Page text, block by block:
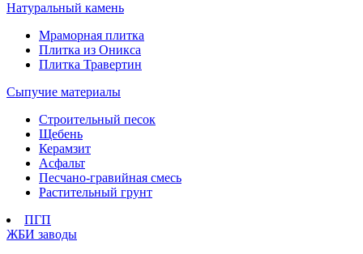
Натуральный камень
Мраморная плитка
Плитка из Оникса
Плитка Травертин
Сыпучие материалы
Строительный песок
Щебень
Керамзит
Асфальт
Песчано-гравийная смесь
Растительный грунт
ПГП
ЖБИ заводы